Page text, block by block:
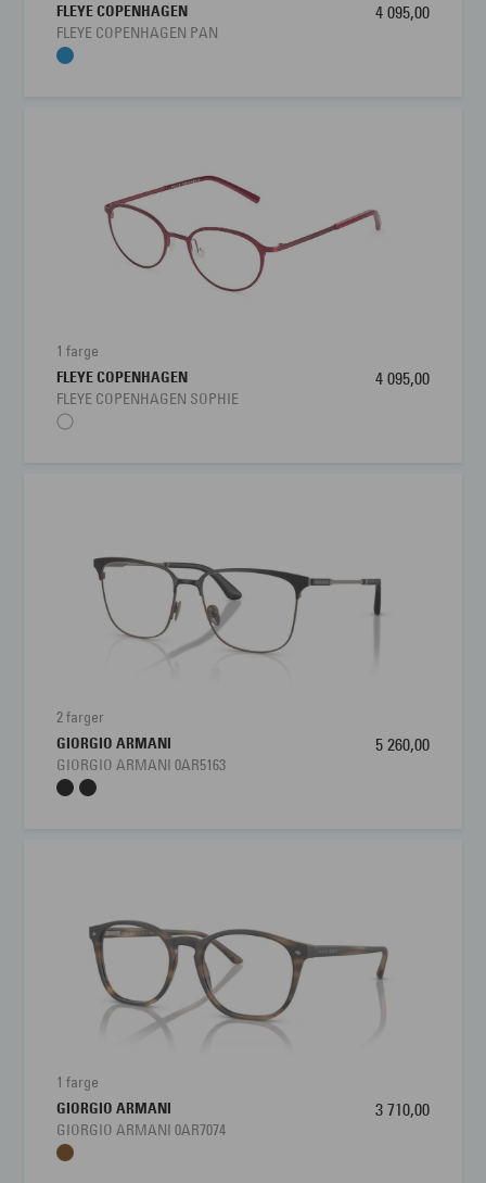
FLEYE COPENHAGEN
FLEYE COPENHAGEN PAN
4 095,00
1 farge
FLEYE COPENHAGEN
FLEYE COPENHAGEN SOPHIE
4 095,00
2 farger
GIORGIO ARMANI
GIORGIO ARMANI 0AR5163
5 260,00
1 farge
GIORGIO ARMANI
GIORGIO ARMANI 0AR7074
3 710,00